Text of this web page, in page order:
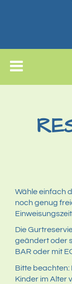
Wähle einfach
noch genug
Die
geändert oder
BAR oder mit
Bitte beachten:
Kinder im Alter